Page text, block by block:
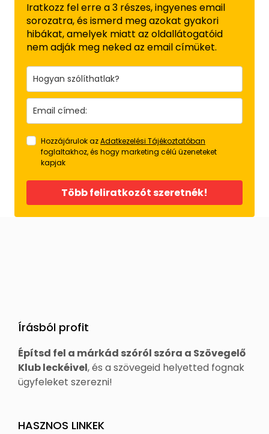
Iratkozz fel erre a 3 részes, ingyenes email
sorozatra, és ismerd meg azokat gyakori
hibákat, amelyek miatt az oldallátogatóid
nem adják meg neked az email címüket.
Hozzájárulok azAdatkezelési Tájékoztatóban
foglaltakhoz, és hogy marketing célú üzeneteket
kapjak
Több feliratkozót szeretnék!
Írásból profit
Építsd fel a márkád szóról szóra a Szövegelő
Klub leckéivel, és a szövegeid helyetted fognak
ügyfeleket szerezni!
HASZNOS LINKEK